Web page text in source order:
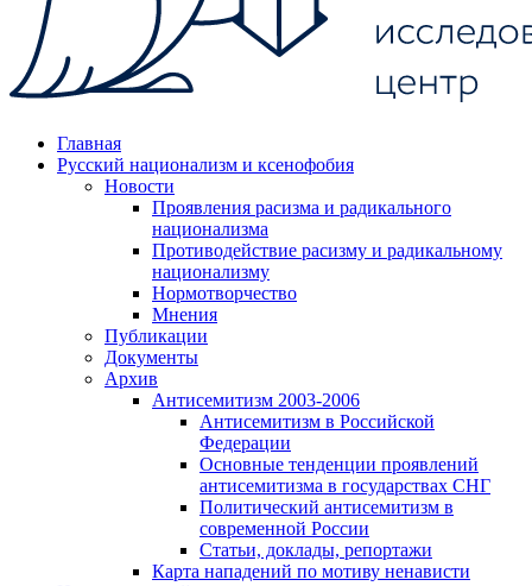
Главная
Русский национализм и ксенофобия
Новости
Проявления расизма и радикального
национализма
Противодействие расизму и радикальному
национализму
Нормотворчество
Мнения
Публикации
Документы
Архив
Антисемитизм 2003-2006
Антисемитизм в Российской
Федерации
Основные тенденции проявлений
антисемитизма в государствах СНГ
Политический антисемитизм в
современной России
Статьи, доклады, репортажи
Карта нападений по мотиву ненависти